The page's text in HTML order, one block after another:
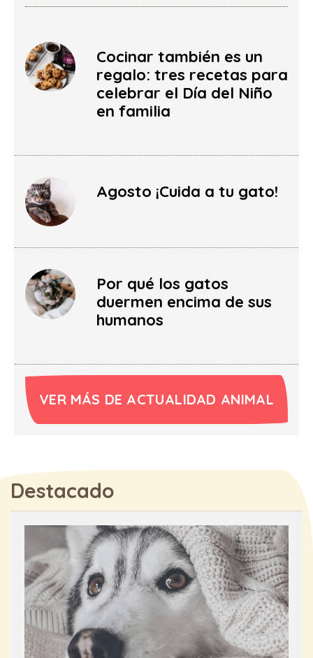
Cocinar también es un
regalo: tres recetas para
celebrar el Día del Niño
en familia
Agosto ¡Cuida a tu gato!
Por qué los gatos
duermen encima de sus
humanos
VER MÁS DE ACTUALIDAD ANIMAL
Destacado